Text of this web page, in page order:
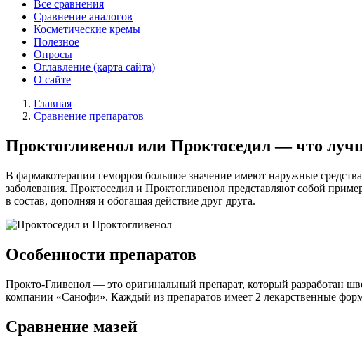
Все сравнения
Сравнение аналогов
Косметические кремы
Полезное
Опросы
Оглавление (карта сайта)
О сайте
Главная
Сравнение препаратов
Проктогливенол или Проктоседил — что
В фармакотерапии геморроя большое значение имеют наружные
заболевания. Проктоседил и Проктогливенол представляют собой
в состав, дополняя и обогащая действие друг друга.
Особенности препаратов
Прокто-Гливенол — это оригинальный препарат, который разработан
компании «Санофи». Каждый из препаратов имеет 2 лекарственные
Сравнение мазей